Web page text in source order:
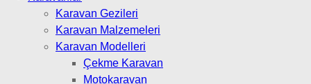
Karavan Gezileri
Karavan Malzemeleri
Karavan Modelleri
Çekme Karavan
Motokaravan